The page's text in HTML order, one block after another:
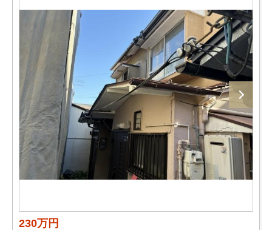
230万円